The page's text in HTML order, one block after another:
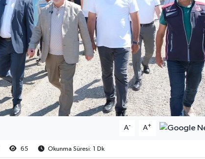
A- A+
65 Okunma Süresi: 1 Dk